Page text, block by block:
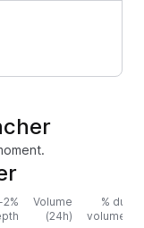
-2%
Volume
(24h)
% du
volume